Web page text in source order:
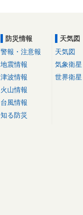
防災情報
警報・注意報
地震情報
津波情報
火山情報
台風情報
知る防災
天気図
天気図
気象衛星
世界衛星